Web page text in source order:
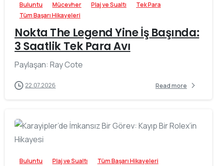
Buluntu Mücevher Plaj ve Sualtı
Tek Para
Tüm Başarı Hikayeleri
Nokta The Legend Yine İş Başında:
3 Saatlik Tek Para Avı
Paylaşan: Ray Cote
22.07.2026 Read more
0 -
Buluntu Plaj ve Sualtı Tüm Başarı Hikayeleri